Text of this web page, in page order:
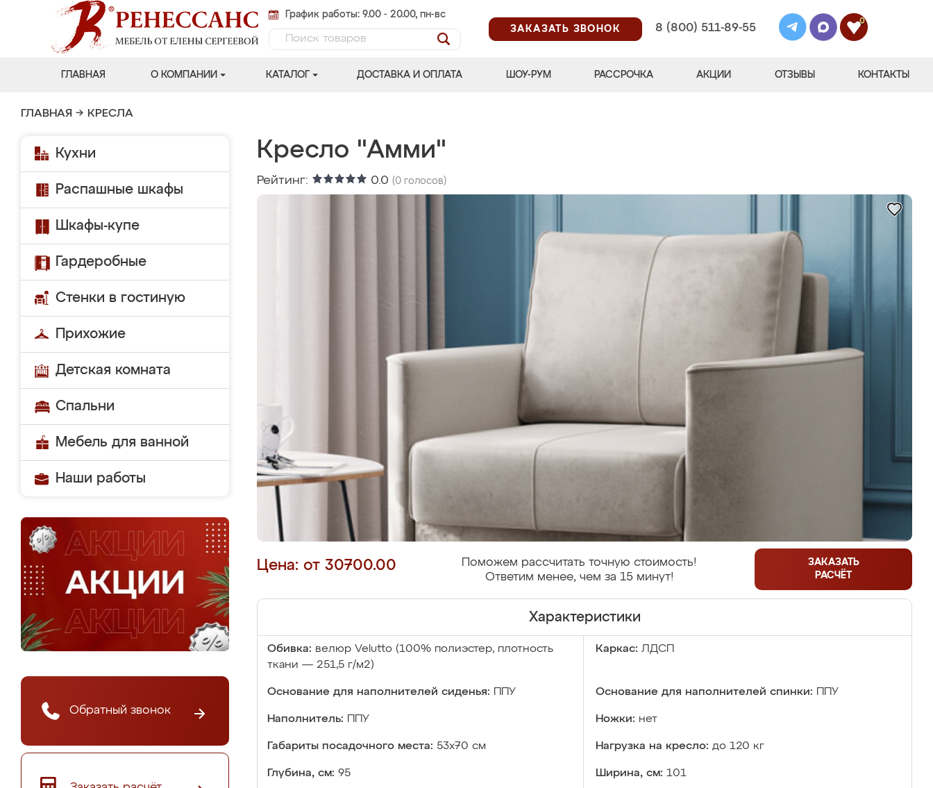
График работы: 9.00 - 20.00, пн-вс
ЗАКАЗАТЬ ЗВОНОК
8 (800) 511-89-55
0
ГЛАВНАЯ О КОМПАНИИ КАТАЛОГ ДОСТАВКА И ОПЛАТА ШОУ-РУМ РАССРОЧКА АКЦИИ ОТЗЫВЫ КОНТАКТЫ
ГЛАВНАЯ → КРЕСЛА
Кухни
Распашные шкафы
Шкафы-купе
Гардеробные
Стенки в гостиную
Прихожие
Детская комната
Спальни
Мебель для ванной
Наши работы
Обратный звонок
Кресло "Амми"
Рейтинг: 0.0 (0 голосов)
Цена: от 30700.00
Поможем рассчитать точную стоимость!
Ответим менее, чем за 15 минут!
ЗАКАЗАТЬ
РАСЧЁТ
Характеристики
Обивка: велюр Velutto (100% полиэстер, плотность
ткани — 251,5 г/м2)
Каркас: ЛДСП
Основание для наполнителей сиденья: ППУ Основание для наполнителей спинки: ППУ
Наполнитель: ППУ Ножки: нет
Габариты посадочного места: 53x70 см Нагрузка на кресло: до 120 кг
Глубина, см: 95 Ширина, см: 101